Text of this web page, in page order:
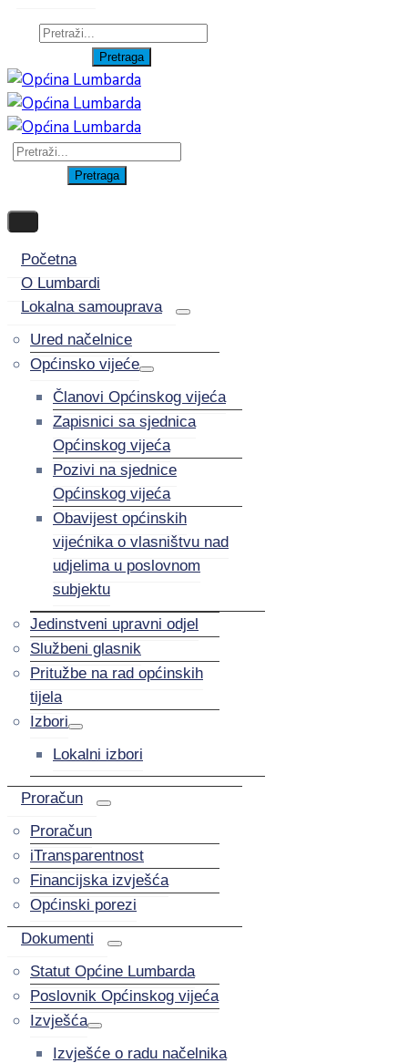
Početna
O Lumbardi
Lokalna samouprava
Ured načelnice
Općinsko vijeće
Članovi Općinskog vijeća
Zapisnici sa sjednica
Općinskog vijeća
Pozivi na sjednice
Općinskog vijeća
Obavijest općinskih
vijećnika o vlasništvu nad
udjelima u poslovnom
subjektu
Jedinstveni upravni odjel
Službeni glasnik
Pritužbe na rad općinskih
tijela
Izbori
Lokalni izbori
Proračun
Proračun
iTransparentnost
Financijska izvješća
Općinski porezi
Dokumenti
Statut Općine Lumbarda
Poslovnik Općinskog vijeća
Izvješća
Izvješće o radu načelnika